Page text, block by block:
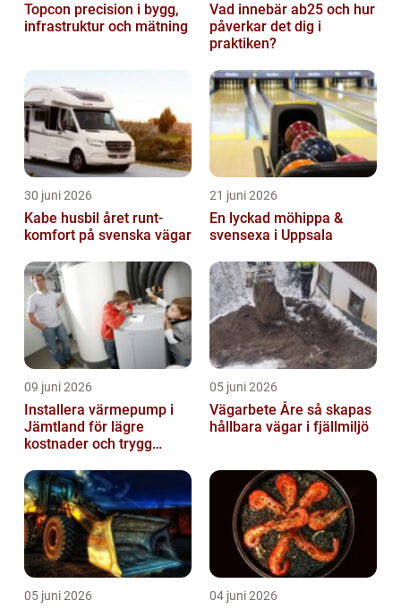
Topcon precision i bygg,
infrastruktur och mätning
Vad innebär ab25 och hur
påverkar det dig i
praktiken?
30 juni 2026
Kabe husbil året runt-
komfort på svenska vägar
21 juni 2026
En lyckad möhippa &
svensexa i Uppsala
09 juni 2026
Installera värmepump i
Jämtland för lägre
kostnader och trygg
05 juni 2026
Vägarbete Åre så skapas
hållbara vägar i fjällmiljö
05 juni 2026 04 juni 2026